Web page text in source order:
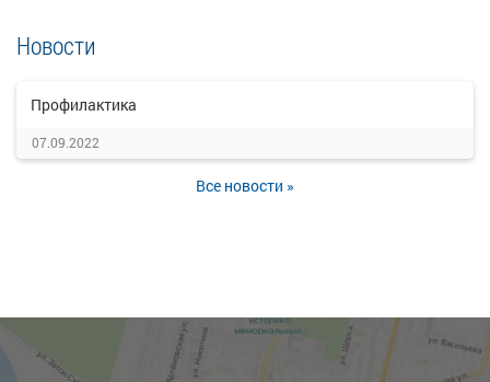
Новости
Профилактика
07.09.2022
Все новости »